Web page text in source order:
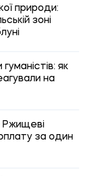
природи:
зоні
як
на
Ржищеві
за один